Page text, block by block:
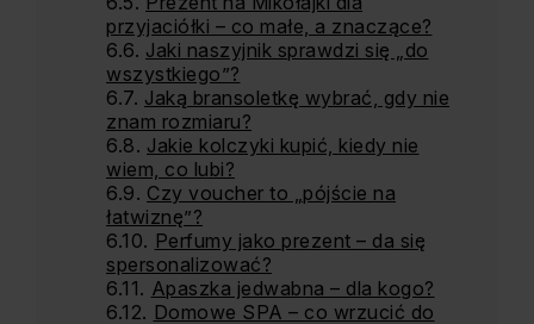
przyjaciółki – co małe, a znaczące?
Jaki naszyjnik sprawdzi się „do
wszystkiego”?
Jaką bransoletkę wybrać, gdy nie
znam rozmiaru?
Jakie kolczyki kupić, kiedy nie
wiem, co lubi?
Czy voucher to „pójście na
łatwiznę”?
Perfumy jako prezent – da się
spersonalizować?
Apaszka jedwabna – dla kogo?
Domowe SPA – co wrzucić do